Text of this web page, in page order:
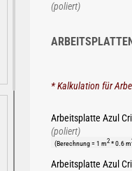
(poliert)
* Kalkulation für
Arbeitsplatte Azul
(poliert)
(Berechnung = 1 m2 * 0.6 m
Arbeitsplatte Azul